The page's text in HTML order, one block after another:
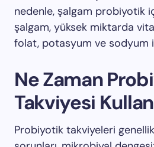
nedenle, şalgam probiyotik
şalgam, yüksek miktarda
folat, potasyum ve sodyum
Ne Zaman
Takviyesi
Probiyotik takviyeleri